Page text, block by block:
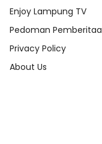
Enjoy Lampung TV
Pedoman
Privacy Policy
About Us